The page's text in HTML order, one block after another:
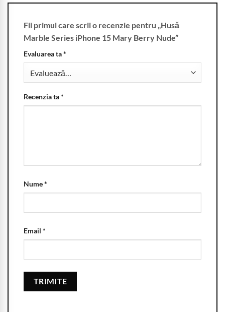
Fii primul care scrii o recenzie pentru „Husă
Marble Series iPhone 15 Mary Berry Nude”
Evaluarea ta*
Recenzia ta*
Nume*
Email *